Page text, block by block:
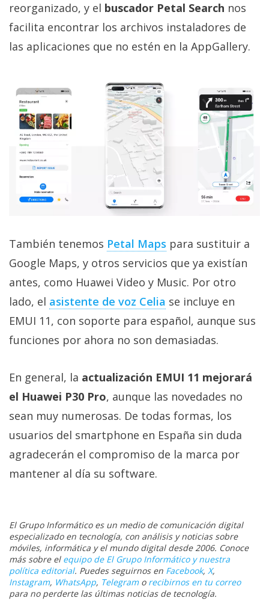
reorganizado, y el buscador Petal Search nos
facilita encontrar los archivos instaladores de
las aplicaciones que no estén en la AppGallery.
También tenemos Petal Maps para sustituir a
Google Maps, y otros servicios que ya existían
antes, como Huawei Video y Music. Por otro
lado, el asistente de voz Celia se incluye en
EMUI 11, con soporte para español, aunque sus
funciones por ahora no son demasiadas.
En general, la actualización EMUI 11 mejorará
el Huawei P30 Pro, aunque las novedades no
sean muy numerosas. De todas formas, los
usuarios del smartphone en España sin duda
agradecerán el compromiso de la marca por
mantener al día su software.
El Grupo Informático es un medio de comunicación digital
especializado en tecnología, con análisis y noticias sobre
móviles, informática y el mundo digital desde 2006. Conoce
más sobre el equipo de El Grupo Informático y nuestra
política editorial. Puedes seguirnos en Facebook, X,
Instagram, WhatsApp, Telegramo recibirnos en tu correo
para no perderte las últimas noticias de tecnología.